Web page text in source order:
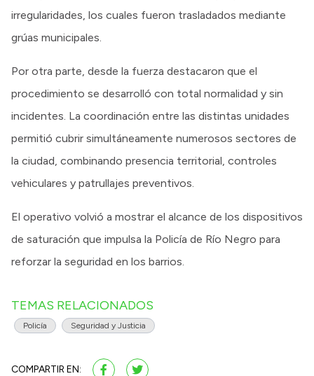
irregularidades, los cuales fueron trasladados mediante
grúas municipales.
Por otra parte, desde la fuerza destacaron que el
procedimiento se desarrolló con total normalidad y sin
incidentes. La coordinación entre las distintas unidades
permitió cubrir simultáneamente numerosos sectores de
la ciudad, combinando presencia territorial, controles
vehiculares y patrullajes preventivos.
El operativo volvió a mostrar el alcance de los dispositivos
de saturación que impulsa la Policía de Río Negro para
reforzar la seguridad en los barrios.
TEMAS RELACIONADOS
Policía Seguridad y Justicia
COMPARTIR EN: